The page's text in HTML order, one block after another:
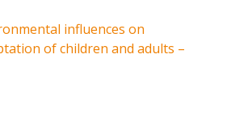
influences on
of children and adults –